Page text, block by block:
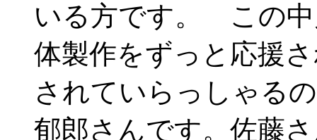
いる方です。 この中
体製作をずっと応援
されていらっしゃる
郁郎さんです。佐藤